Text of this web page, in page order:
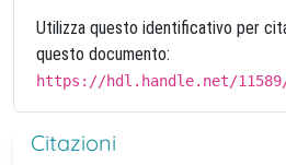
Utilizza questo identificativo per
questo documento:
https://hdl.handle.net/11589/
Citazioni